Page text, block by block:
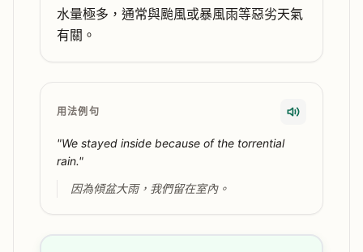
水量極多，通常與颱風或暴風雨等惡劣天氣
有關。
用法例句
"We stayed inside because of the torrential
rain."
因為傾盆大雨，我們留在室內。